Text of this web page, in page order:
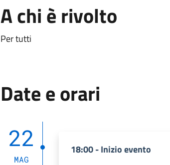
A chi è rivolto
Per tutti
Date e orari
22
MAG
18:00 - Inizio evento